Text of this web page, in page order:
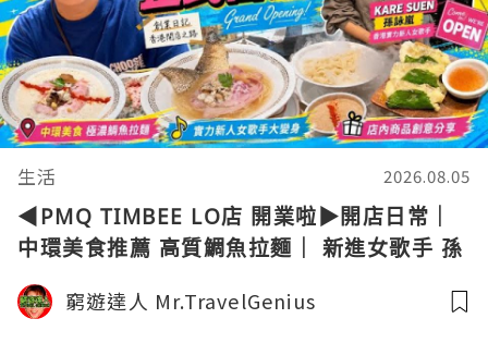
生活 2026.08.05
◀︎PMQ TIMBEE LO店 開業啦▶︎開店日常｜
中環美食推薦 高質鯛魚拉麵｜ 新進女歌手 孫
詠嵐Kare Suen 造型大改造｜窮遊達人4K中
字
窮遊達人 Mr.TravelGenius